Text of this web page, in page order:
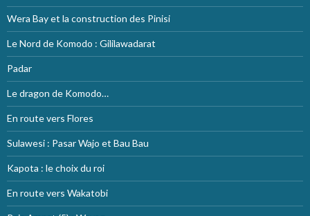
Wera Bay et la construction des Pinisi
Le Nord de Komodo : Gililawadarat
Padar
Le dragon de Komodo…
En route vers Flores
Sulawesi : Pasar Wajo et Bau Bau
Kapota : le choix du roi
En route vers Wakatobi